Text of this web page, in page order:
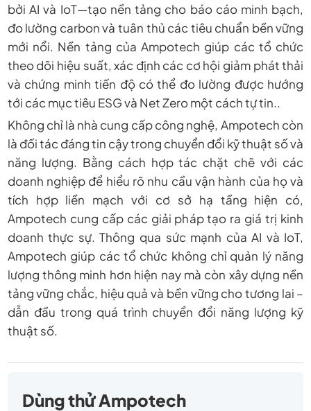
bởi AI và IoT—tạo nền tảng cho báo cáo minh bạch,
đo lường carbon và tuân thủ các tiêu chuẩn bền vững
mới nổi. Nền tảng của Ampotech giúp các tổ chức
theo dõi hiệu suất, xác định các cơ hội giảm phát thải
và chứng minh tiến độ có thể đo lường được hướng
tới các mục tiêu ESG và Net Zero một cách tự tin..
Không chỉ là nhà cung cấp công nghệ, Ampotech còn
là đối tác đáng tin cậy trong chuyển đổi kỹ thuật số và
năng lượng. Bằng cách hợp tác chặt chẽ với các
doanh nghiệp để hiểu rõ nhu cầu vận hành của họ và
tích hợp liền mạch với cơ sở hạ tầng hiện có,
Ampotech cung cấp các giải pháp tạo ra giá trị kinh
doanh thực sự. Thông qua sức mạnh của AI và IoT,
Ampotech giúp các tổ chức không chỉ quản lý năng
lượng thông minh hơn hiện nay mà còn xây dựng nền
tảng vững chắc, hiệu quả và bền vững cho tương lai –
dẫn đầu trong quá trình chuyển đổi năng lượng kỹ
thuật số.
Dùng thử Ampotech